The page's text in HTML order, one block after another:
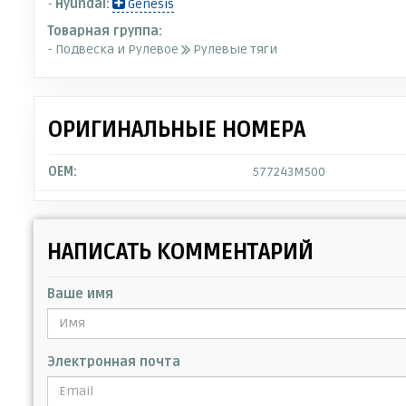
- Hyundai:
Genesis
Товарная группа:
- Подвеска и Рулевое
Рулевые тяги
ОРИГИНАЛЬНЫЕ НОМЕРА
OEM: 577243M500
НАПИСАТЬ КОММЕНТАРИЙ
Ваше имя
Электронная почта